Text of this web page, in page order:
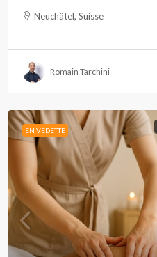
Neuchâtel, Suisse
Romain Tarchini
EN VEDETTE